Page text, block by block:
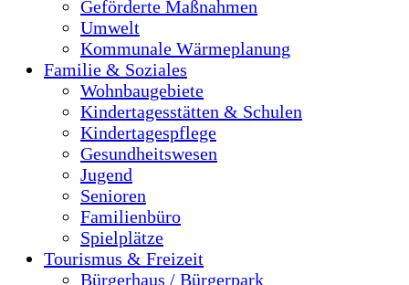
Geförderte Maßnahmen
Umwelt
Kommunale Wärmeplanung
Familie & Soziales
Wohnbaugebiete
Kindertagesstätten & Schulen
Kindertagespflege
Gesundheitswesen
Jugend
Senioren
Familienbüro
Spielplätze
Tourismus & Freizeit
Bürgerhaus / Bürgerpark